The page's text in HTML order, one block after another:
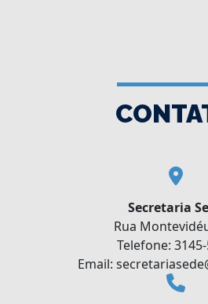
Secretaria
Rua
Telefone:
Email: